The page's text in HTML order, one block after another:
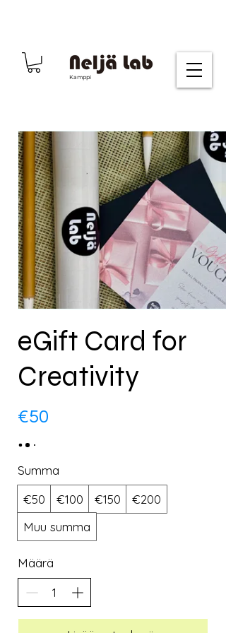
Kamppi
eGift Card for
Creativity
€50
Summa
€50
€100 €150
€200
Muu summa
Määrä